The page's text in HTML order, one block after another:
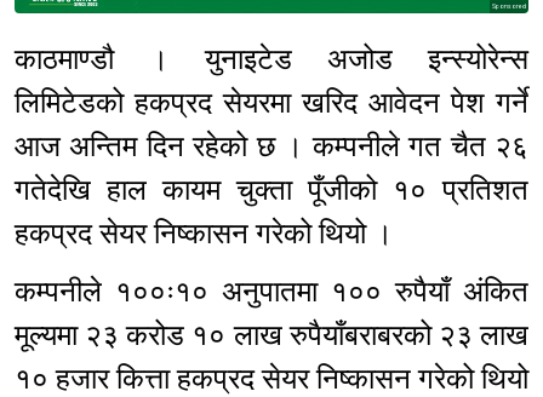
Sponsored
काठमाण्डौ । युनाइटेड अजोड इन्स्योरेन्स
लिमिटेडको हकप्रद सेयरमा खरिद आवेदन पेश गर्ने
आज अन्तिम दिन रहेको छ । कम्पनीले गत चैत २६
गतेदेखि हाल कायम चुक्ता पूँजीको १० प्रतिशत
हकप्रद सेयर निष्कासन गरेको थियो ।
कम्पनीले १००ः१० अनुपातमा १०० रुपैयाँ अंकित
मूल्यमा २३ करोड १० लाख रुपैयाँबराबरको २३ लाख
१० हजार कित्ता हकप्रद सेयर निष्कासन गरेको थियो